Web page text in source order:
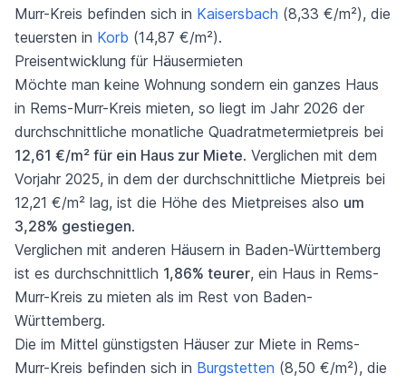
Murr-Kreis befinden sich in Kaisersbach (8,33 €/m²), die
teuersten in Korb (14,87 €/m²).
Preisentwicklung für Häusermieten
Möchte man keine Wohnung sondern ein ganzes Haus
in Rems-Murr-Kreis mieten, so liegt im Jahr 2026 der
durchschnittliche monatliche Quadratmetermietpreis bei
12,61 €/m² für ein Haus zur Miete. Verglichen mit dem
Vorjahr 2025, in dem der durchschnittliche Mietpreis bei
12,21 €/m² lag, ist die Höhe des Mietpreises also um
3,28% gestiegen.
Verglichen mit anderen Häusern in Baden-Württemberg
ist es durchschnittlich 1,86% teurer, ein Haus in Rems-
Murr-Kreis zu mieten als im Rest von Baden-
Württemberg.
Die im Mittel günstigsten Häuser zur Miete in Rems-
Murr-Kreis befinden sich in Burgstetten (8,50 €/m²), die